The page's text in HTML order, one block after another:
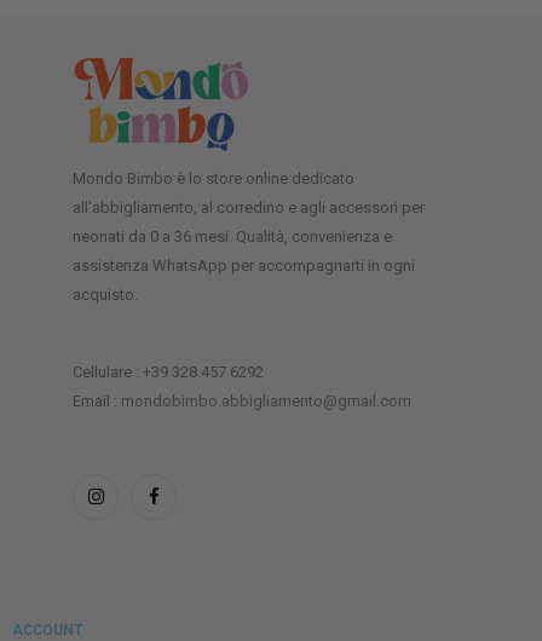
Mondo Bimbo è lo store online dedicato
all’abbigliamento, al corredino e agli accessori per
neonati da 0 a 36 mesi. Qualità, convenienza e
assistenza WhatsApp per accompagnarti in ogni
acquisto.
Cellulare : +39 328 457 6292
Email : mondobimbo.abbigliamento@gmail.com
ACCOUNT